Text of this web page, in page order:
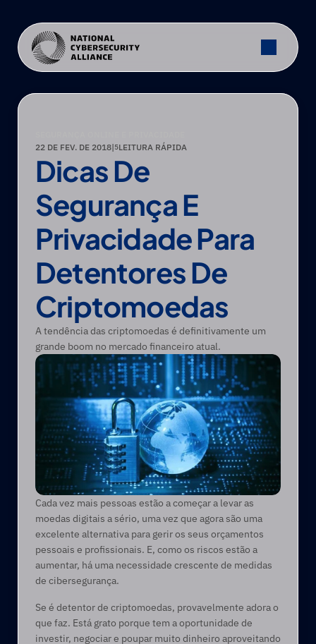
22 DE FEV. DE 2018|5LEITURA RÁPIDA
Dicas De
Segurança E
Privacidade Para
Detentores De
Criptomoedas
A tendência das criptomoedas é definitivamente um
grande boom no mercado financeiro atual.
Cada vez mais pessoas estão a começar a levar as
moedas digitais a sério, uma vez que agora são uma
excelente alternativa para gerir os seus orçamentos
pessoais e profissionais. E, como os riscos estão a
aumentar, há uma necessidade crescente de medidas
de cibersegurança.
Se é detentor de criptomoedas, provavelmente adora o
que faz. Está grato porque tem a oportunidade de
investir, negociar e poupar muito dinheiro aproveitando